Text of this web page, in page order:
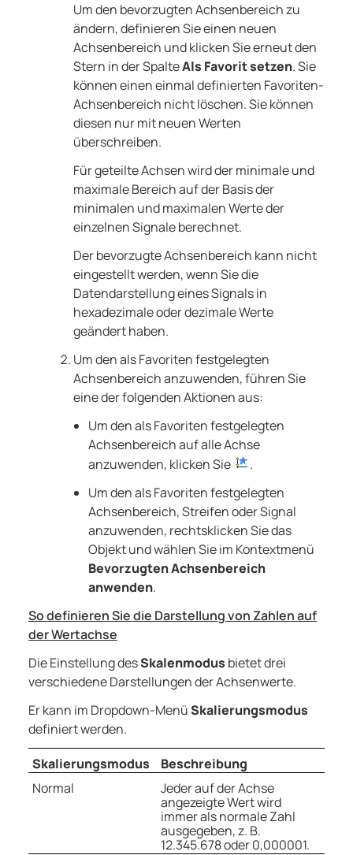
Um den bevorzugten Achsenbereich zu
ändern, definieren Sie einen neuen
Achsenbereich und klicken Sie erneut den
Stern in der SpalteAls Favorit setzen. Sie
können einen einmal definierten Favoriten-
Achsenbereich nicht löschen. Sie können
diesen nur mit neuen Werten
überschreiben.
Für geteilte Achsen wird der minimale und
maximale Bereich auf der Basis der
minimalen und maximalen Werte der
einzelnen Signale berechnet.
Der bevorzugte Achsenbereich kann nicht
eingestellt werden, wenn Sie die
Datendarstellung eines Signals in
hexadezimale oder dezimale Werte
geändert haben.
Um den als Favoriten festgelegten
Achsenbereich anzuwenden, führen Sie
eine der folgenden Aktionen aus:
Um den als Favoriten festgelegten
Achsenbereich auf alle Achse
anzuwenden, klicken Sie
.
Um den als Favoriten festgelegten
Achsenbereich, Streifen oder Signal
anzuwenden, rechtsklicken Sie das
Objekt und wählen Sie im Kontextmenü
Bevorzugten Achsenbereich
anwenden.
So definieren Sie die Darstellung von Zahlen auf
der Wertachse
Die Einstellung desSkalenmodus bietet drei
verschiedene Darstellungen der Achsenwerte.
Er kann im Dropdown-MenüSkalierungsmodus
definiert werden.
Skalierungsmodus
Beschreibung
Normal
Jeder auf der Achse
angezeigte Wert wird
immer als normale Zahl
ausgegeben, z. B.
12.345.678 oder 0,000001.